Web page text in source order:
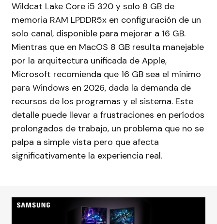
Wildcat Lake Core i5 320 y solo 8 GB de
memoria RAM LPDDR5x en configuración de un
solo canal, disponible para mejorar a 16 GB.
Mientras que en MacOS 8 GB resulta manejable
por la arquitectura unificada de Apple,
Microsoft recomienda que 16 GB sea el mínimo
para Windows en 2026, dada la demanda de
recursos de los programas y el sistema. Este
detalle puede llevar a frustraciones en períodos
prolongados de trabajo, un problema que no se
palpa a simple vista pero que afecta
significativamente la experiencia real.